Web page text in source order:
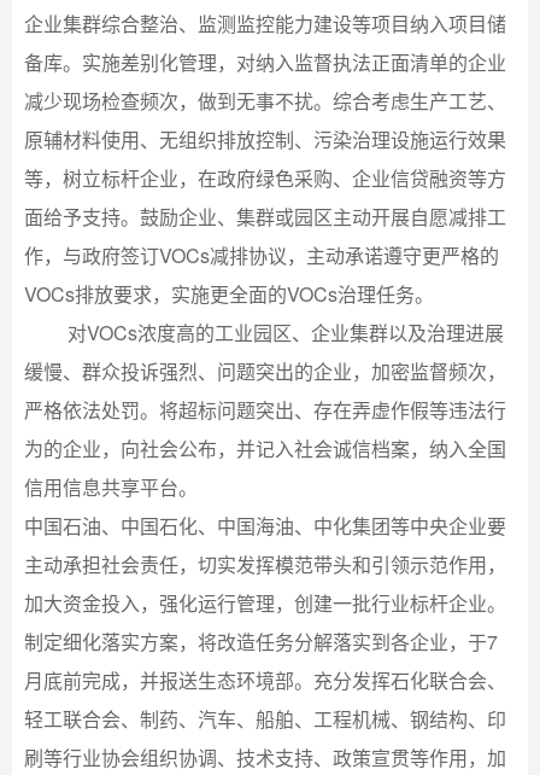
企业集群综合整治、监测监控能力建设等项目纳入项目储
备库。实施差别化管理，对纳入监督执法正面清单的企业
减少现场检查频次，做到无事不扰。综合考虑生产工艺、
原辅材料使用、无组织排放控制、污染治理设施运行效果
等，树立标杆企业，在政府绿色采购、企业信贷融资等方
面给予支持。鼓励企业、集群或园区主动开展自愿减排工
作，与政府签订VOCs减排协议，主动承诺遵守更严格的
VOCs排放要求，实施更全面的VOCs治理任务。
对VOCs浓度高的工业园区、企业集群以及治理进展
缓慢、群众投诉强烈、问题突出的企业，加密监督频次，
严格依法处罚。将超标问题突出、存在弄虚作假等违法行
为的企业，向社会公布，并记入社会诚信档案，纳入全国
信用信息共享平台。
中国石油、中国石化、中国海油、中化集团等中央企业要
主动承担社会责任，切实发挥模范带头和引领示范作用，
加大资金投入，强化运行管理，创建一批行业标杆企业。
制定细化落实方案，将改造任务分解落实到各企业，于7
月底前完成，并报送生态环境部。充分发挥石化联合会、
轻工联合会、制药、汽车、船舶、工程机械、钢结构、印
刷等行业协会组织协调、技术支持、政策宣贯等作用，加